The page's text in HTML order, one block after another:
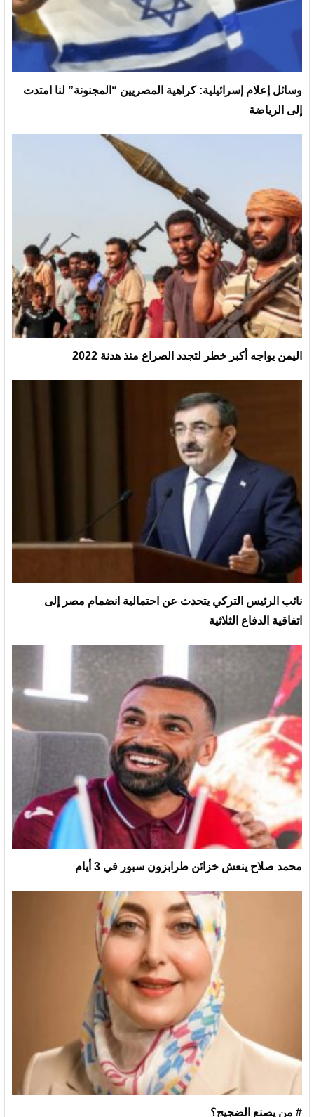
وسائل إعلام إسرائيلية: كراهية المصريين “المجنونة” لنا امتدت
إلى الرياضة
اليمن يواجه أكبر خطر لتجدد الصراع منذ هدنة 2022
نائب الرئيس التركي يتحدث عن احتمالية انضمام مصر إلى
اتفاقية الدفاع الثلاثية
محمد صلاح ينعش خزائن طرابزون سبور في 3 أيام
# من يصنع الضجيج؟